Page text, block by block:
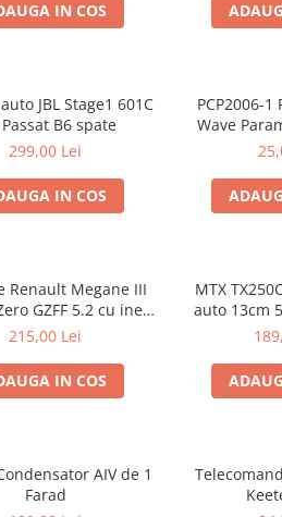
IN COS
JBL Stage1 601C
Passat B6 spate
299,00 Lei
IN COS
PCP2006-
Wave
spuma de
Renault Megane III
GZFF 5.2 cu inele
si conectori
215,00 Lei
IN COS
MTX
auto 13cm 55W rms, 380W
AIV de 1
Farad